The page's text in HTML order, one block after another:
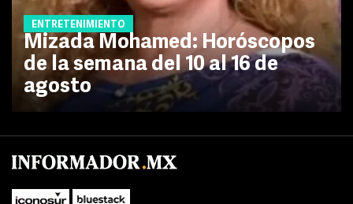
ENTRETENIMIENTO
Mizada Mohamed: Horóscopos
de la semana del 10 al 16 de
agosto